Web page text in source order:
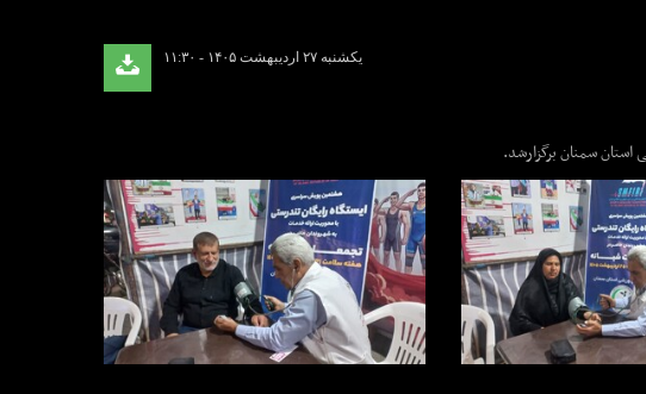
یکشنبه ۲۷ اردیبهشت ۱۴۰۵ - ۱۱:۳۰
سمنان برگزارشد.